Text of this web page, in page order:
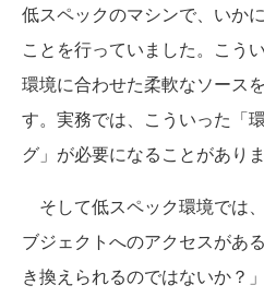
低スペックのマシンで、いか
ことを行っていました。こう
環境に合わせた柔軟なソース
す。実務では、こういった「
グ」が必要になることがありま
そして低スペック環境では
ブジェクトへのアクセスがあ
き換えられるのではないか？